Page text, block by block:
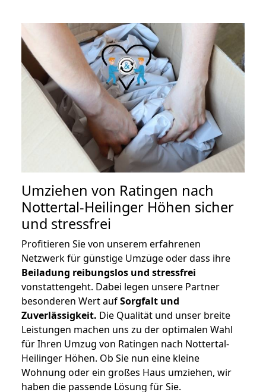
Umziehen von Ratingen nach
Nottertal-Heilinger Höhen sicher
und stressfrei
Profitieren Sie von unserem erfahrenen
Netzwerk für günstige Umzüge oder dass ihre
Beiladung reibungslos und stressfrei
vonstattengeht. Dabei legen unsere Partner
besonderen Wert aufSorgfalt und
Zuverlässigkeit. Die Qualität und unser breite
Leistungen machen uns zu der optimalen Wahl
für Ihren Umzug von Ratingen nach Nottertal-
Heilinger Höhen. Ob Sie nun eine kleine
Wohnung oder ein großes Haus umziehen, wir
haben die passende Lösung für Sie.